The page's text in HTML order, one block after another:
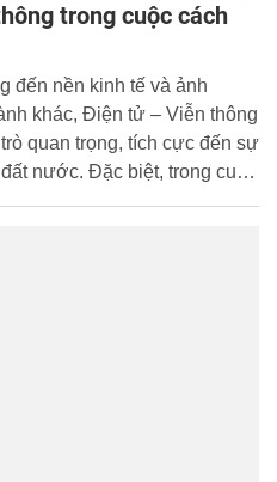
trong cuộc cách
đến nền kinh tế và ảnh
khác, Điện tử – Viễn thông
quan trọng, tích cực đến sự
nước. Đặc biệt, trong cuộc